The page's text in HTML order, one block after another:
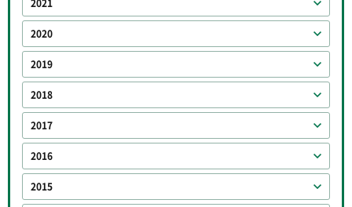
2021
2020
2019
2018
2017
2016
2015